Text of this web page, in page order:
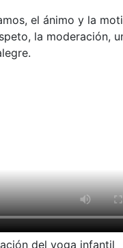
el ánimo y la
la moderación,
del yoga infantil